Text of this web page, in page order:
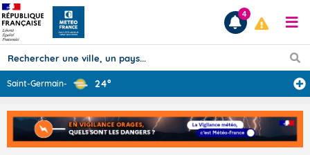
Prévisions
TOUS LES RÉSULTATS
4
Saint-Germain-e ... 24°